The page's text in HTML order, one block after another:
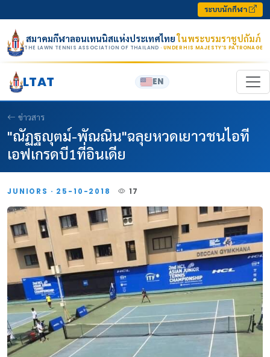
ระบบนักกีฬา
สมาคมกีฬาลอนเทนนิสแห่งประเทศไทยในพระบรมราชูปถัมภ์
THE LAWN TENNIS ASSOCIATION OF THAILAND · UNDER HIS MAJESTY’S PATRONAGE
LTAT EN
ข่าวสาร
"ณัฏฐญุตม์-พัณณิน"ฉลุยหวดเยาวชนไอที
เอฟเกรดบี1ที่อินเดีย
JUNIORS · 25-10-2018 17